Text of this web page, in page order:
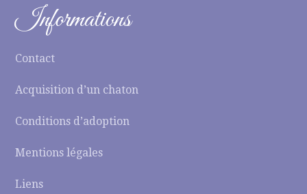
Informations
Contact
Acquisition d’un chaton
Conditions d’adoption
Mentions légales
Liens